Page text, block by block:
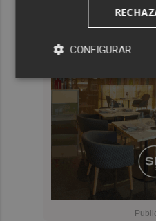
CONFIGURAR